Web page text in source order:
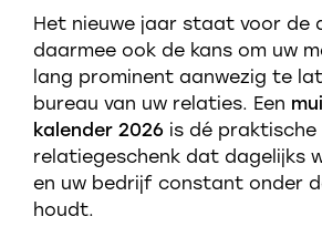
Het nieuwe jaar staat voor de
daarmee ook de kans om uw
lang prominent aanwezig te
bureau van uw relaties. Een
kalender 2026 is dé praktische
relatiegeschenk dat dagelijks
en uw bedrijf constant onder
houdt.